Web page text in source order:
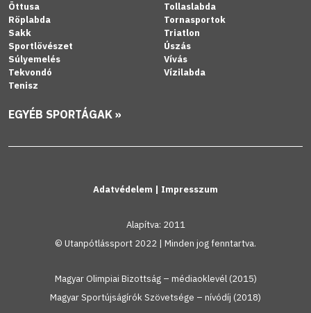
Öttusa
Röplabda
Sakk
Sportlövészet
Súlyemelés
Tekvondó
Tenisz
Tollaslabda
Tornasportok
Triatlon
Úszás
Vívás
Vízilabda
EGYÉB SPORTÁGAK »
Adatvédelem | Impresszum
Alapítva: 2011
© Utanpótlássport 2022 | Minden jog fenntartva.
Magyar Olimpiai Bizottság – médiaoklevél (2015)
Magyar Sportújságírók Szövetsége – nívódíj (2018)